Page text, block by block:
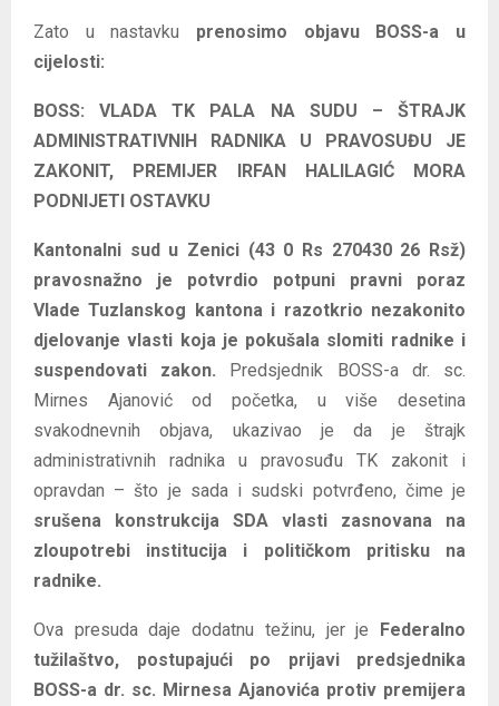
Zato u nastavku prenosimo objavu BOSS-a u
cijelosti:
BOSS: VLADA TK PALA NA SUDU – ŠTRAJK
ADMINISTRATIVNIH RADNIKA U PRAVOSUĐU JE
ZAKONIT, PREMIJER IRFAN HALILAGIĆ MORA
PODNIJETI OSTAVKU
Kantonalni sud u Zenici (43 0 Rs 270430 26 Rsž)
pravosnažno je potvrdio potpuni pravni poraz
Vlade Tuzlanskog kantona i razotkrio nezakonito
djelovanje vlasti koja je pokušala slomiti radnike i
suspendovati zakon. Predsjednik BOSS-a dr. sc.
Mirnes Ajanović od početka, u više desetina
svakodnevnih objava, ukazivao je da je štrajk
administrativnih radnika u pravosuđu TK zakonit i
opravdan – što je sada i sudski potvrđeno, čime je
srušena konstrukcija SDA vlasti zasnovana na
zloupotrebi institucija i političkom pritisku na
radnike.
Ova presuda daje dodatnu težinu, jer je Federalno
tužilaštvo, postupajući po prijavi predsjednika
BOSS-a dr. sc. Mirnesa Ajanovića protiv premijera